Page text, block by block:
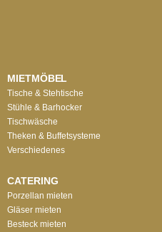
MIETMÖBEL
Tische & Stehtische
Stühle & Barhocker
Tischwäsche
Theken & Buffetsysteme
Verschiedenes
CATERING
Porzellan mieten
Gläser mieten
Besteck mieten